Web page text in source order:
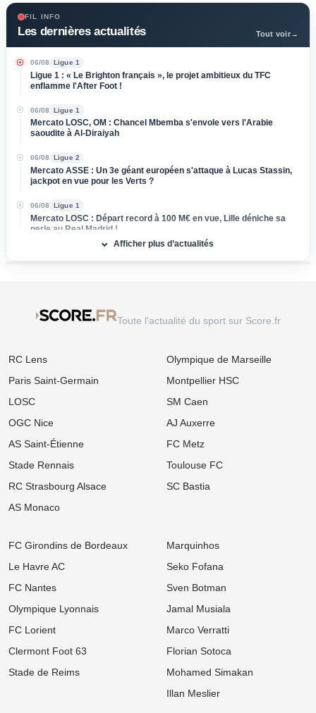
FIL INFO
Les dernières actualités Tout voir→
06/08 Ligue 1
Ligue 1 : « Le Brighton français », le projet ambitieux du TFC
enflamme l'After Foot !
06/08 Ligue 1
Mercato LOSC, OM : Chancel Mbemba s'envole vers l'Arabie
saoudite à Al-Diraiyah
06/08 Ligue 2
Mercato ASSE : Un 3e géant européen s'attaque à Lucas Stassin,
jackpot en vue pour les Verts ?
06/08 Ligue 1
Mercato LOSC : Départ record à 100 M€ en vue, Lille déniche sa
perle au Real Madrid !
Mercato Strasbourg : Douche froide pour une piste d'expérience
devancée par un club anglais !
Mercato OM : Un rival de Ligue 1 s'immisce dans le dossier Ilan
FC Nantes : Une statistique effrayante plane sur la première
journée des hommes de Der Zakarian
06/08 Ligue 1
turque !
06/08 Ligue 1
Mercato Rennes : « Ce n’est pas mon style », un flop estival flingue
OL : Effectif à retoucher, latéraux ciblés... Le mercato lyonnais
s'embrase avant le retour contre le Sparta Prague
06/08 Ligue 2
s'enflamme pour les ex-Verts !
06/08 Ligue 1
Mercato LOSC : Feyenoord repousse les offensives lilloises pour
son prodige néerlandais
Mercato OM : Un géant d'1m97 dans le viseur pour renouveler la
Afficher plus d’actualités
Toute l'actualité du sport sur Score.fr
RC Lens
Paris Saint-Germain
LOSC
OGC Nice
AS Saint-Étienne
Stade Rennais
RC Strasbourg Alsace
AS Monaco
Olympique de Marseille
Montpellier HSC
SM Caen
AJ Auxerre
FC Metz
Toulouse FC
SC Bastia
FC Girondins de Bordeaux
Le Havre AC
FC Nantes
Olympique Lyonnais
FC Lorient
Clermont Foot 63
Stade de Reims
Marquinhos
Seko Fofana
Sven Botman
Jamal Musiala
Marco Verratti
Florian Sotoca
Mohamed Simakan
Illan Meslier